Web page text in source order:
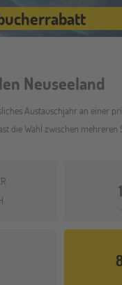
Neuseeland
Austauschjahr an einer
die Wahl zwischen mehreren